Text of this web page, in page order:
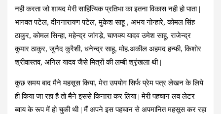
नही करता जो शायद मेरी साहित्यिक प्रतिभा का इतना विकास नही हो पाता |
भागवत पटेल, दीननारायण पटेल, मुकेश साहू , अभय नोन्हारे, कोमल सिंह
ठाकुर, कोमल सिन्हा, महेन्द्र जांगडे़, चाणक्य यादव उमेश साहू, राजेन्द्र
कुमार ठाकुर, जुनैद कुरैशी, धनेन्द्र साहू, मोह.अकील अहमद हन्फी, किशोर
श्रीवास्तव, अनिल यादव जैसे मित्रों की लम्बी श्रृंखला थी |
कुछ समय बाद मैने महसूस किया, मेरा उपयोग सिर्फ प्रेम पत्र लेखन के लिये
ही किया जा रहा है तो मैने इससे किनारा कर लिया | मेरी पहचान लव लेटर
ब्वाय के रूप में हो चुकी थी | मैं अपने इस पहचान से अपमानित महसूस कर रहा